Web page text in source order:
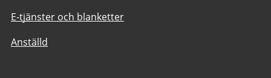
E-tjänster och blanketter
Anställd